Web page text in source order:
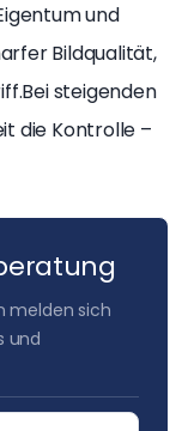
und
Bildqualität,
Bei steigenden
die Kontrolle –
melden sich
und